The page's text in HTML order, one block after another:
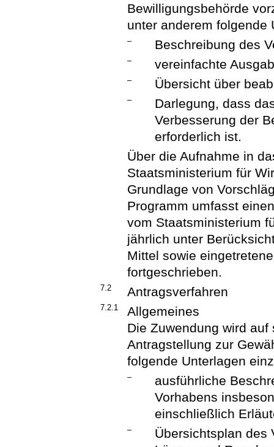
Bewilligungsbehörde
unter anderem folgende
– Beschreibung des
– vereinfachte
– Übersicht über
–
Darlegung, dass
Verbesserung der
erforderlich ist.
Über die Aufnahme in
Staatsministerium für
Grundlage von
Programm umfasst
vom Staatsministerium
jährlich unter
Mittel sowie
fortgeschrieben.
7.2 Antragsverfahren
7.2.1
Allgemeines
Die Zuwendung wird
Antragstellung zur
folgende Unterlagen
–
ausführliche
Vorhabens
einschließlich
–
Übersichtsplan des